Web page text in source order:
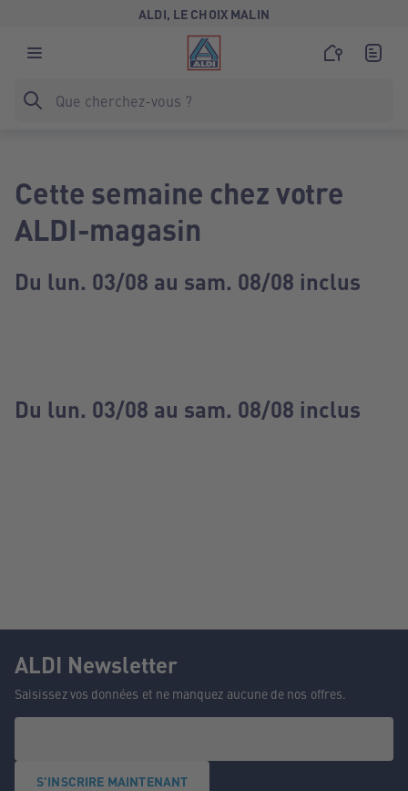
ALDI, LE CHOIX MALIN
Cette semaine chez votre
ALDI-magasin
Du lun. 03/08 au sam. 08/08 inclus
Du lun. 03/08 au sam. 08/08 inclus
ALDI Newsletter
Saisissez vos données et ne manquez aucune de nos offres.
S'INSCRIRE MAINTENANT